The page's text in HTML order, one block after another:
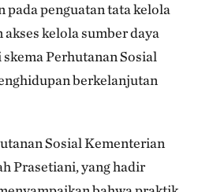
penguatan tata kelola
akses kelola sumber daya
Perhutanan Sosial
berkelanjutan
Sosial Kementerian
Prasetiani, yang hadir